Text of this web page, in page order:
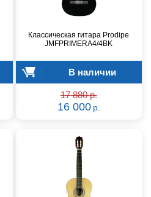
Классическая гитара Prodipe
JMFPRIMERA4/4BK
В наличии
17 880 р.
16 000 р.